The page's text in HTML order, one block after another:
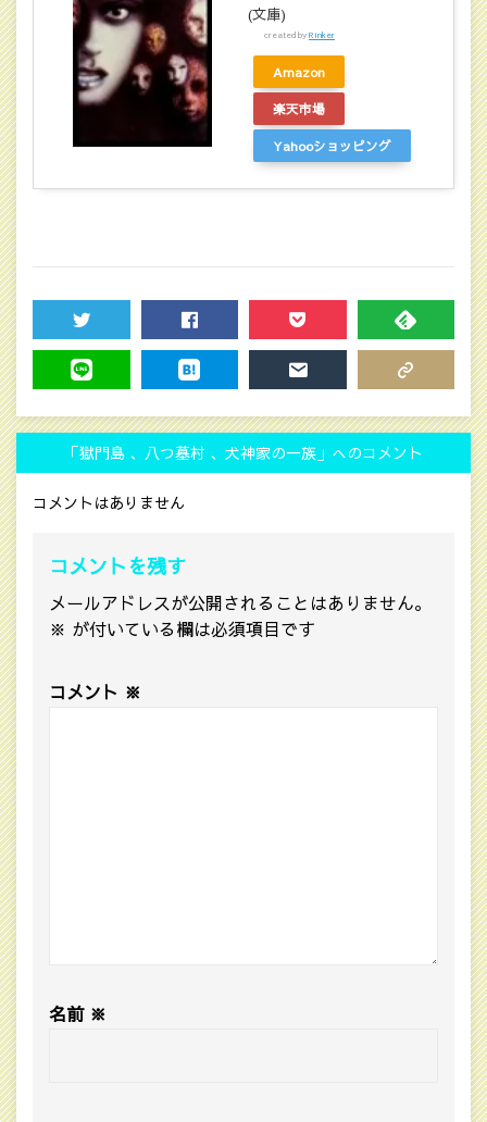
(文庫)
created byRinker
Amazon
楽天市場
Yahooショッピング
TWEET SHARE POCKET FEEDLY
「獄門島 、八つ墓村 、犬神家の一族」へのコメント
コメントはありません
コメントを残す
メールアドレスが公開されることはありません。
※ が付いている欄は必須項目です
コメント ※
名前 ※